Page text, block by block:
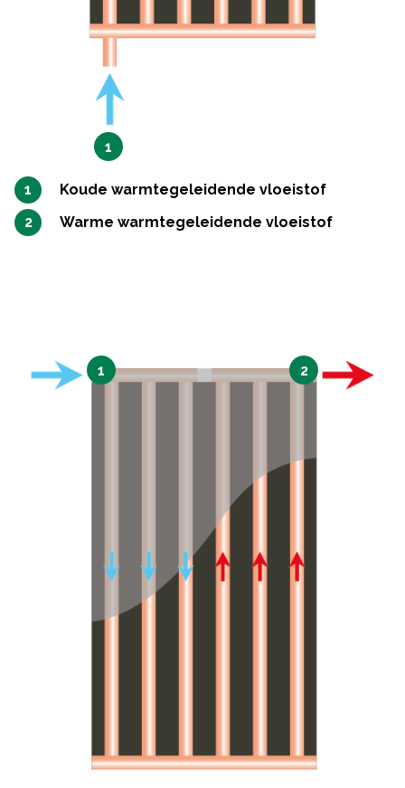
1
Koude warmtegeleidende vloeistof
Warme warmtegeleidende vloeistof
1 2